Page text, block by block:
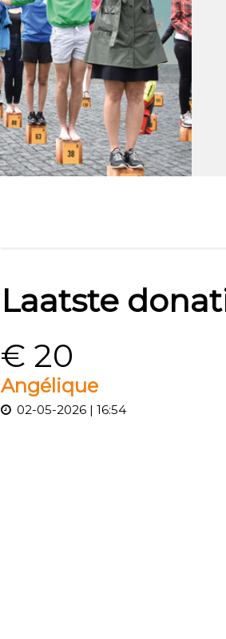
Laatste
€ 20
Angélique
02-05-2026 | 16:54